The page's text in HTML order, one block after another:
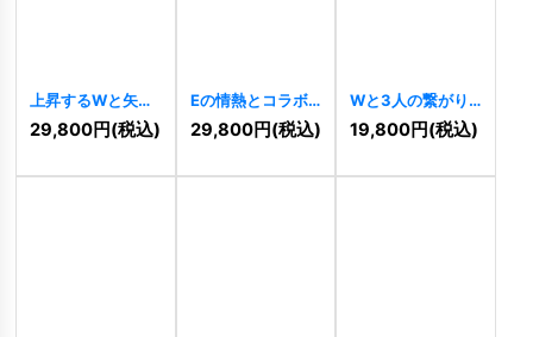
上昇するWと矢印
のロゴ [11016]
29,800円(税込)
Eの情熱とコラボ
レーションのロゴ
10032 ]
29,800円(税込)
Wと3人の繋がり
ロゴ[10022]
19,800円(税込)